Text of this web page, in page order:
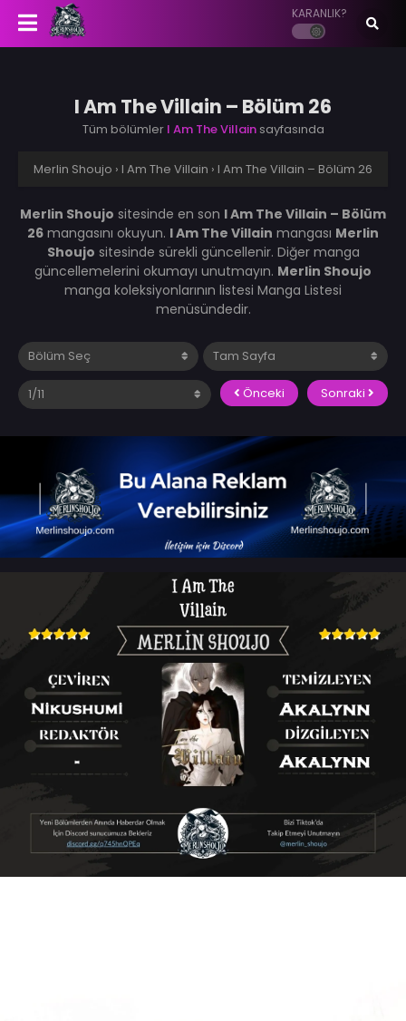
KARANLIK?
I Am The Villain – Bölüm 26
Tüm bölümler I Am The Villainsayfasında
Merlin Shoujo › I Am The Villain › I Am The Villain – Bölüm 26
Merlin Shoujo sitesinde en son I Am The Villain – Bölüm
26 mangasını okuyun. I Am The Villain mangası Merlin
Shoujo sitesinde sürekli güncellenir. Diğer manga
güncellemelerini okumayı unutmayın. Merlin Shoujo
manga koleksiyonlarının listesi Manga Listesi
menüsündedir.
Önceki Sonraki